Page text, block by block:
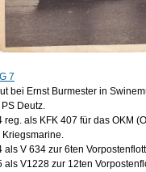
7
bei Ernst Burmester in
Deutz.
reg. als KFK 407 für das OKM
Kriegsmarine.
als V 634 zur 6ten
als V1228 zur 12ten